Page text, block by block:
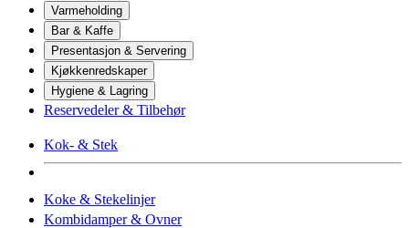
Varmeholding
Bar & Kaffe
Presentasjon & Servering
Kjøkkenredskaper
Hygiene & Lagring
Reservedeler & Tilbehør
Kok- & Stek
Koke & Stekelinjer
Kombidamper & Ovner